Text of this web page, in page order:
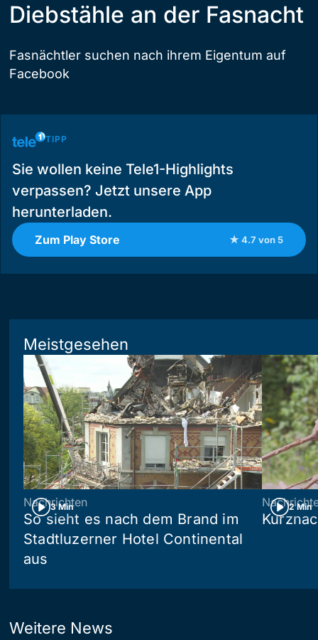
Diebstähle an der Fasnacht
Fasnächtler suchen nach ihrem Eigentum auf
Facebook
TIPP
Sie wollen keine Tele1-Highlights
verpassen? Jetzt unsere App
herunterladen.
Zum Play Store ★ 4.7 von 5
Meistgesehen
3 Min
Nachrichten
So sieht es nach dem Brand im
Stadtluzerner Hotel Continental
aus
2 Min
Weitere News